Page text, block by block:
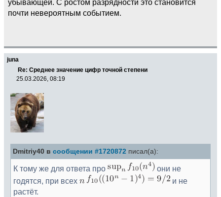
убывающей. С ростом разрядности это становится
почти невероятным событием.
juna
Re: Среднее значение цифр точной степени
25.03.2026, 08:19
Dmitriy40 в сообщении #1720872 писал(а):
К тому же для ответа про
они не
годятся, при всех
и не
растёт.